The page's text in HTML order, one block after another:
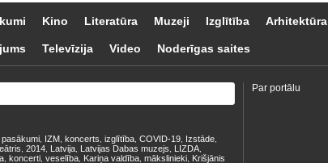
Kino Literatūra Muzeji Izglītība Arhitektūra
Televīzija Video Noderīgas saites
pasākumi IZM koncerts izglītība COVID-19 Izstāde
2014 Latvija Latvijas Dabas muzejs LIZDA
koncerti veselība Kariņa valdība mākslinieki Krišjānis
Par portālu